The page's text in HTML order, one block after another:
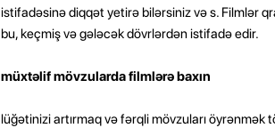
istifadəsinə diqqət yetirə bilərsiniz və s. Filmlər
bu, keçmiş və gələcək dövrlərdən istifadə edir.
müxtəlif mövzularda filmlərə baxın
lüğətinizi artırmaq və fərqli mövzuları